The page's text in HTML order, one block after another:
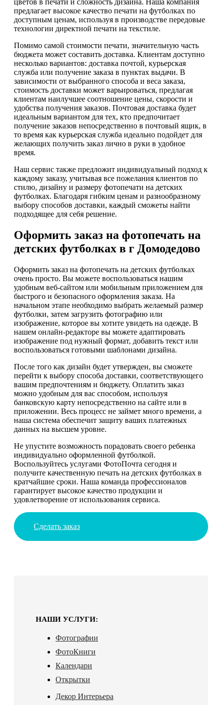
цветов в печати и сложность дизайна. Наша компания
предлагает высокое качество печати на футболках по
доступным ценам, используя в производстве передовые
технологии директной печати на текстиле.
Помимо самой стоимости печати, значительную часть
бюджета может составить доставка. Клиентам доступно
несколько вариантов: доставка почтой, курьерская
служба или получение заказа в пунктах выдачи. В
зависимости от выбранного способа и веса заказа,
стоимость доставки может варьироваться, предлагая
клиентам наилучшее соотношение цены, скорости и
удобства получения заказов. Почтовая доставка будет
идеальным вариантом для тех, кто предпочитает
получение заказов непосредственно в почтовый ящик, в
то время как курьерская служба идеально подойдет для
желающих получить заказ лично в руки в удобное
время.
Наш сервис также предложит индивидуальный подход к
каждому заказу, учитывая все пожелания клиентов по
стилю, дизайну и размеру фотопечати на детских
футболках. Благодаря гибким ценам и разнообразному
выбору способов доставки, каждый сможеты найти
подходящее для себя решение.
Оформить заказ на фотопечать на
детских футболках в г Домодедово
Оформить заказ на фотопечать на детских футболках
очень просто. Вы можете воспользоваться нашим
удобным веб-сайтом или мобильным приложением для
быстрого и безопасного оформления заказа. На
начальном этапе необходимо выбрать желаемый размер
футболки, затем загрузить фотографию или
изображение, которое вы хотите увидеть на одежде. В
нашем онлайн-редакторе вы можете адаптировать
изображение под нужный формат, добавить текст или
воспользоваться готовыми шаблонами дизайна.
После того как дизайн будет утвержден, вы сможете
перейти к выбору способа доставки, соответствующего
вашим предпочтениям и бюджету. Оплатить заказ
можно удобным для вас способом, используя
банковскую карту непосредственно на сайте или в
приложении. Весь процесс не займет много времени, а
наша система обеспечит защиту ваших платежных
данных на высшем уровне.
Не упустите возможность порадовать своего ребенка
индивидуально оформленной футболкой.
Воспользуйтесь услугами ФотоПочта сегодня и
получите качественную печать на детских футболках в
кратчайшие сроки. Наша команда профессионалов
гарантирует высокое качество продукции и
удовлетворение от использования сервиса.
Сделать заказ
НАШИ УСЛУГИ:
Фотографии
ФотоКниги
Календари
Открытки
Декор Интерьера